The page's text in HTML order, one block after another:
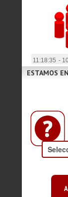
11:18:35 -
ESTAMOS